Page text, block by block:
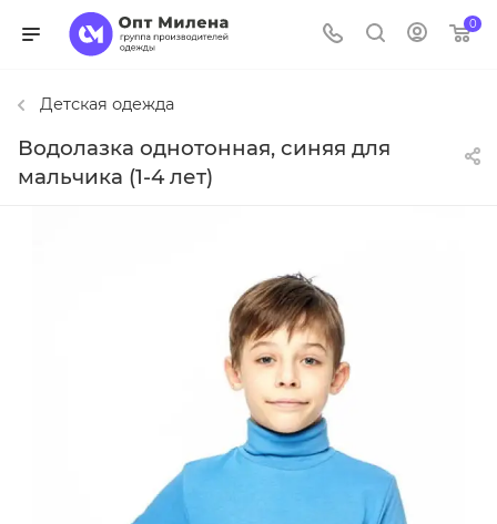
0
Детская одежда
Водолазка однотонная, синяя для
мальчика (1-4 лет)